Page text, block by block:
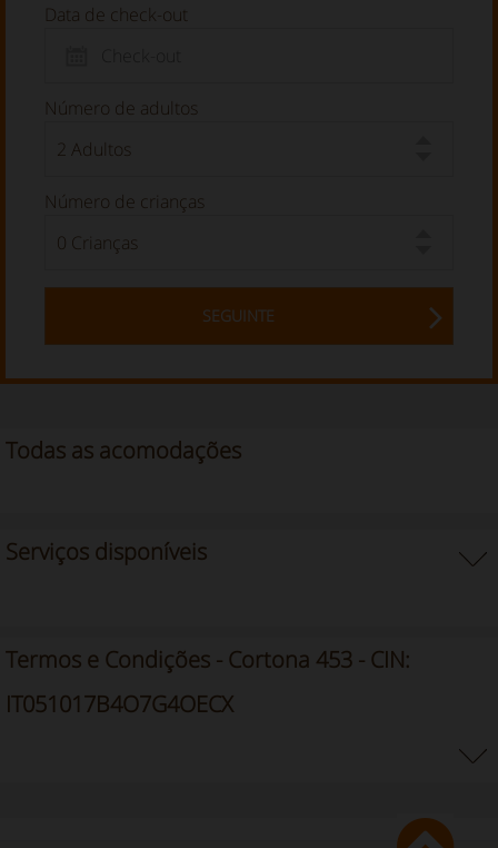
Data de check-out
Número de adultos
Número de crianças
SEGUINTE
Todas as acomodações
Serviços disponíveis
Termos e Condições - Cortona 453 - CIN:
IT051017B4O7G4OECX